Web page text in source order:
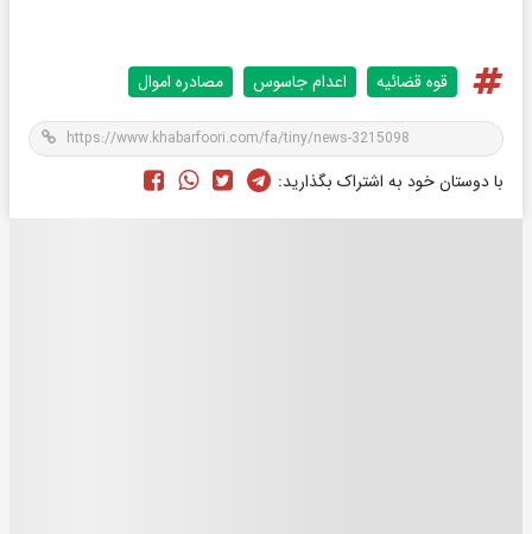
قوه قضائيه اعدام جاسوس مصادره اموال
با دوستان خود به اشتراک بگذارید: